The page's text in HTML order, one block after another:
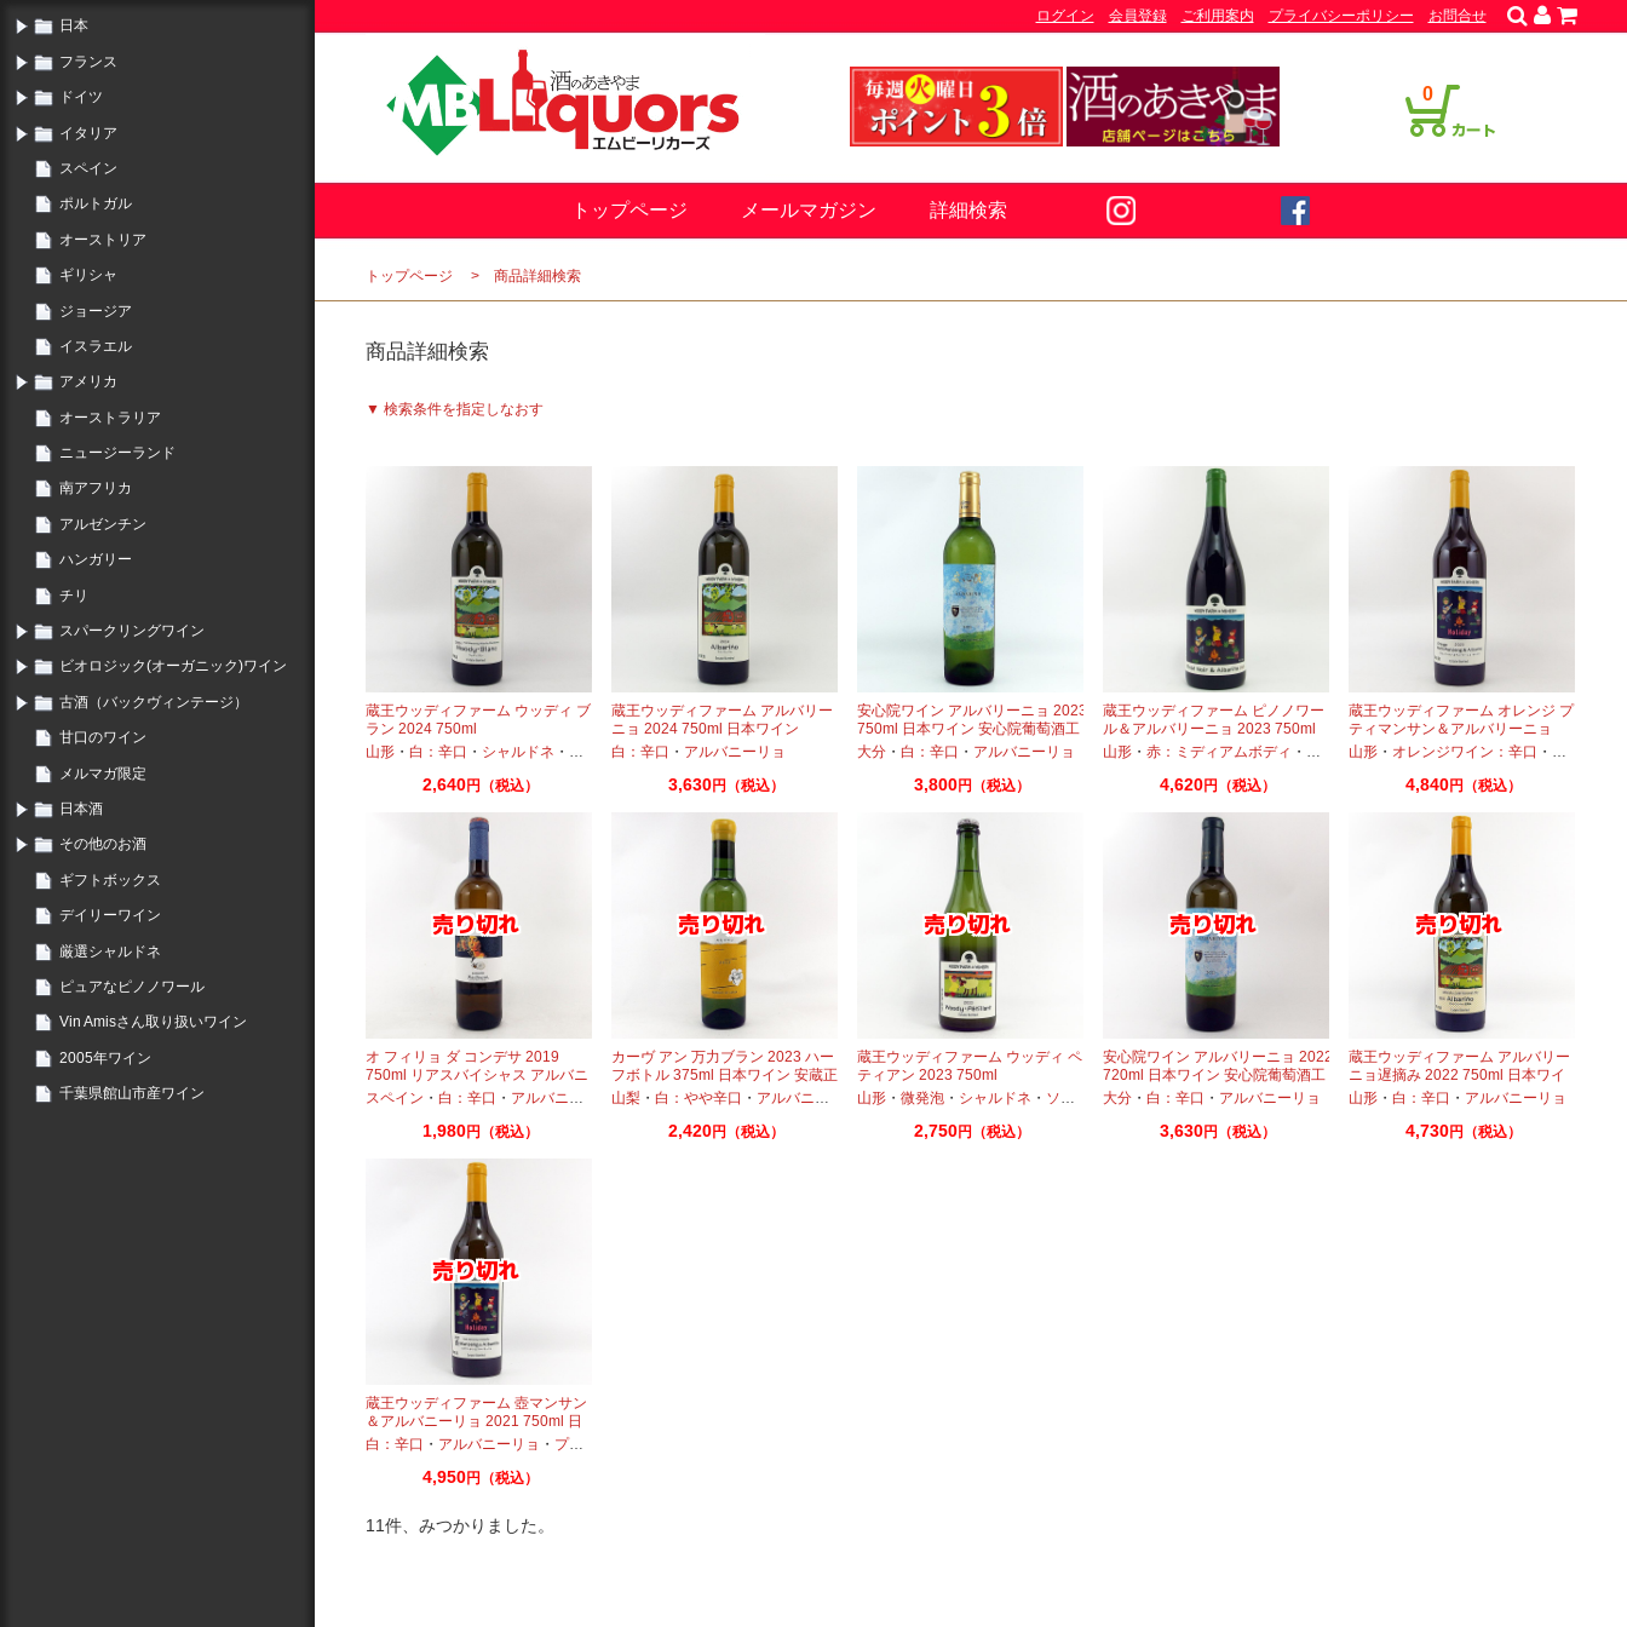
日本
フランス
ドイツ
イタリア
スペイン
ポルトガル
オーストリア
ギリシャ
ジョージア
イスラエル
アメリカ
オーストラリア
ニュージーランド
南アフリカ
アルゼンチン
ハンガリー
チリ
スパークリングワイン
ビオロジック(オーガニック)ワイン
古酒（バックヴィンテージ）
甘口のワイン
メルマガ限定
日本酒
その他のお酒
ギフトボックス
デイリーワイン
厳選シャルドネ
ピュアなピノノワール
Vin Amisさん取り扱いワイン
2005年ワイン
千葉県館山市産ワイン
0
ログイン 会員登録 ご利用案内 プライバシーポリシー お問合せ
トップページ メールマガジン 詳細検索
トップページ 商品詳細検索
商品詳細検索
▼ 検索条件を指定しなおす
蔵王ウッディファーム ウッディ ブ
ラン 2024 750ml
山形・ 白：辛口 ・ シャルドネ ・ アルバニーリョ
2,640円（税込）
蔵王ウッディファーム アルバリー
ニョ 2024 750ml 日本ワイン
白：辛口 ・ アルバニーリョ
3,630円（税込）
安心院ワイン アルバリーニョ 2023
750ml 日本ワイン 安心院葡萄酒工
房
大分・ 白：辛口 ・ アルバニーリョ
3,800円（税込）
蔵王ウッディファーム ピノノワー
ル＆アルバリーニョ 2023 750ml
山形・ 赤：ミディアムボディ ・ ピノノワール ・アルバニーリョ
4,620円（税込）
蔵王ウッディファーム オレンジ プ
ティマンサン＆アルバリーニョ
2023 750ml
山形・ オレンジワイン：辛口 ・
4,840円（税込）
オ フィリョ ダ コンデサ 2019
750ml リアスバイシャス アルバニ
ーリョ
スペイン ・ 白：辛口 ・ アルバニーリョ
1,980円（税込）
カーヴ アン 万力ブラン 2023 ハー
フボトル 375ml 日本ワイン 安蔵正
子
山梨・ 白：やや辛口 ・ アルバニーリョ ・プティマンサン
2,420円（税込）
蔵王ウッディファーム ウッディ ペ
ティアン 2023 750ml
山形・ 微発泡・ シャルドネ ・ ソーヴィニオンブラン ・ ピノノワール ・ アルバニーリョ
2,750円（税込）
安心院ワイン アルバリーニョ 2022
720ml 日本ワイン 安心院葡萄酒工
房
大分・ 白：辛口 ・ アルバニーリョ
3,630円（税込）
蔵王ウッディファーム アルバリー
ニョ遅摘み 2022 750ml 日本ワイ
ン
山形・ 白：辛口 ・ アルバニーリョ
4,730円（税込）
蔵王ウッディファーム 壺マンサン
＆アルバニーリョ 2021 750ml 日
本ワイン
白：辛口 ・ アルバニーリョ ・ プティマンサン
4,950円（税込）
11件、みつかりました。